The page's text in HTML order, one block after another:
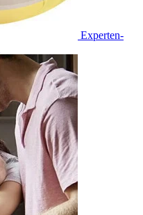
Experten-